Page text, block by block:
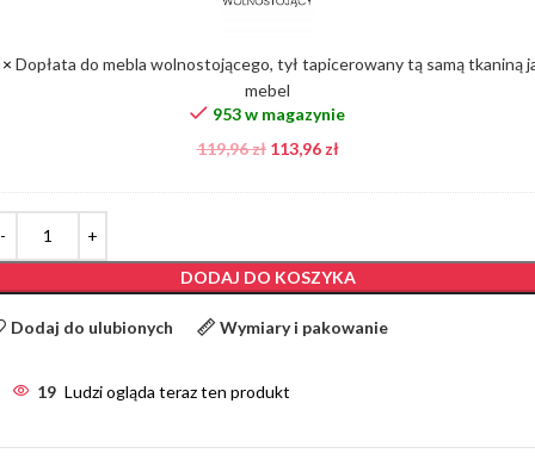
tą
tkaniną
jak
mebel
Dopłata do mebla wolnostojącego, tył tapicerowany tą samą tkaniną
mebel
953 w magazynie
119,96zł 113,96 zł
DODAJ DO KOSZYKA
Dodaj do ulubionych Wymiary i pakowanie
19 Ludzi ogląda teraz ten produkt